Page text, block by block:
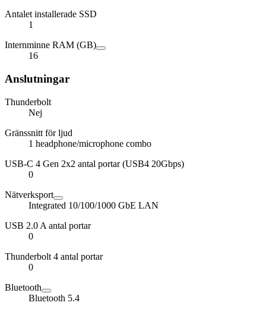
Antalet installerade SSD
1
Internminne RAM (GB)
16
Anslutningar
Thunderbolt
Nej
Gränssnitt för ljud
1 headphone/microphone combo
USB-C 4 Gen 2x2 antal portar (USB4 20Gbps)
0
Nätverksport
Integrated 10/100/1000 GbE LAN
USB 2.0 A antal portar
0
Thunderbolt 4 antal portar
0
Bluetooth
Bluetooth 5.4